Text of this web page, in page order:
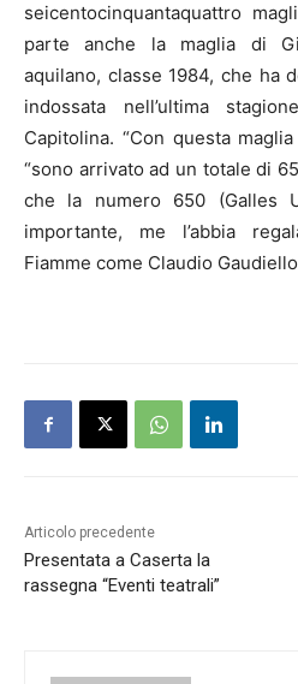
seicentocinquantaquattro
parte anche la maglia di
aquilano, classe 1984, che ha
indossata nell’ultima
Capitolina. “Con questa
“sono arrivato ad un totale di
che la numero 650 (Galles
importante, me l’abbia
Fiamme come Claudio
Articolo precedente
Presentata a Caserta la
rassegna “Eventi teatrali”